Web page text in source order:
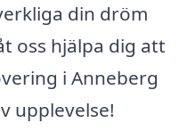
din dröm
oss hjälpa dig att
i Anneberg
upplevelse!